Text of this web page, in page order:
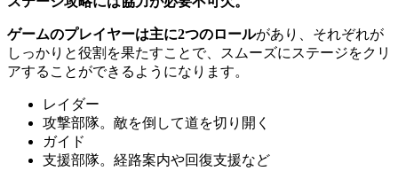
ゲームのプレイヤーは主に2つのロールがあり、それぞれが
しっかりと役割を果たすことで、スムーズにステージをクリ
アすることができるようになります。
レイダー
攻撃部隊。敵を倒して道を切り開く
ガイド
支援部隊。経路案内や回復支援など